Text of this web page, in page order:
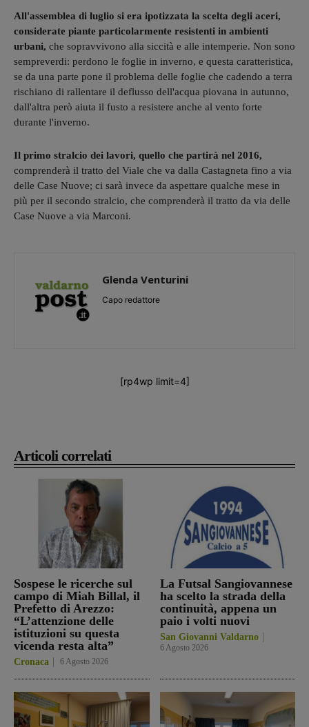
Articoli correlati
Sospese le ricerche sul
campo di Miah Billal, il
Prefetto di Arezzo:
“L’attenzione delle
istituzioni su questa
vicenda resta alta”
Cronaca 6 Agosto 2026
La Futsal Sangiovannese
ha scelto la strada della
continuità, appena un
paio i volti nuovi
San Giovanni Valdarno
6 Agosto 2026
All'assemblea di luglio si era ipotizzata la scelta degli aceri,
considerate piante particolarmente resistenti in ambienti
urbani, che sopravvivono alla siccità e alle intemperie. Non sono
sempreverdi: perdono le foglie in inverno, e questa caratteristica,
se da una parte pone il problema delle foglie che cadendo a terra
rischiano di rallentare il deflusso dell'acqua piovana in autunno,
dall'altra però aiuta il fusto a resistere anche al vento forte
durante l'inverno.
Il primo stralcio dei lavori, quello che partirà nel 2016,
comprenderà il tratto del Viale che va dalla Castagneta fino a via
delle Case Nuove; ci sarà invece da aspettare qualche mese in
più per il secondo stralcio, che comprenderà il tratto da via delle
Case Nuove a via Marconi.
Glenda Venturini
Capo redattore
[rp4wp limit=4]